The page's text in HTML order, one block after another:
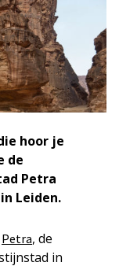
hoor je
de
Petra
Leiden.
Petra, de
in